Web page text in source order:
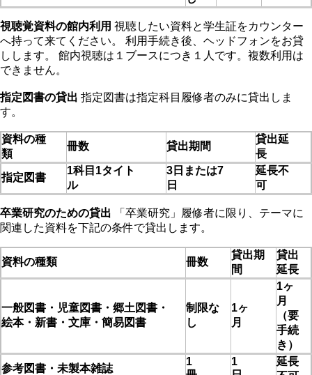
視聴覚資料の館内利用 視聴したい資料と学生証をカウンター
へ持って来てください。 利用手続き後、ヘッドフォンをお貸
しします。 館内視聴は１ブースにつき１人です。複数利用は
できません。
指定図書の貸出 指定図書は指定科目履修者のみに貸出しま
す。
資料の種
類
冊数 貸出期間
貸出延
長
指定図書
1科目1タイト
ル
3日または7
日
延長不
可
卒業研究のための貸出 「卒業研究」履修者に限り、テーマに
関連した資料を下記の条件で貸出します。
資料の種類 冊数
貸出期
間
貸出
延長
一般図書・児童図書・郷土図書・
絵本・新書・文庫・簡易図書
制限な
し
1ヶ
月
1ヶ
月
（要
手続
き）
参考図書・未製本雑誌
1
1
延長